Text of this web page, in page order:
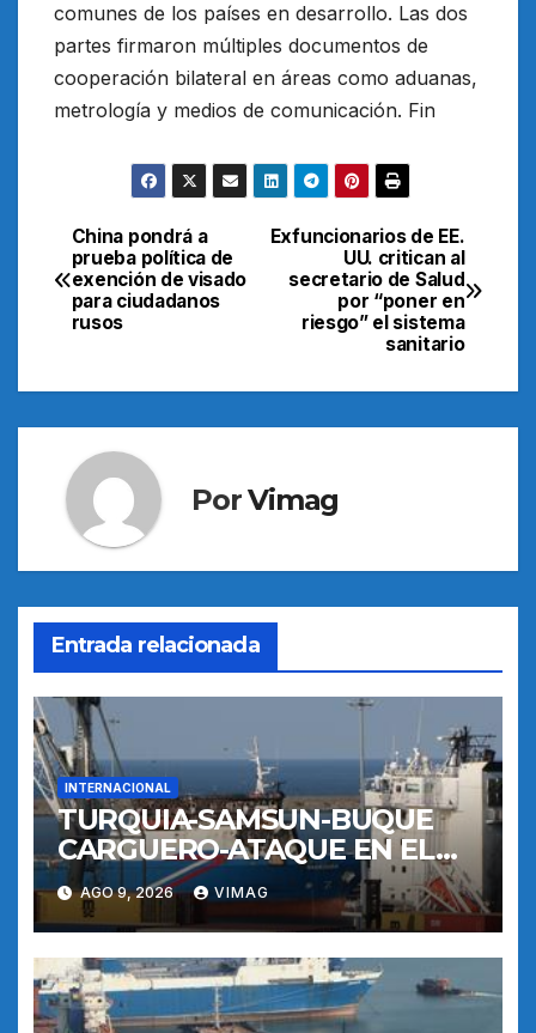
comunes de los países en desarrollo. Las dos
partes firmaron múltiples documentos de
cooperación bilateral en áreas como aduanas,
metrología y medios de comunicación. Fin
Navegación
de
Exfuncionarios de EE.
UU. critican al
secretario de Salud
por “poner en
riesgo” el sistema
sanitario
China pondrá a
prueba política de
exención de visado
para ciudadanos
rusos
PorVimag
Entrada relacionada
INTERNACIONAL
TURQUIA-SAMSUN-BUQUE
CARGUERO-ATAQUE EN EL
MAR NEGRO-PUERTO
AGO 9, 2026 VIMAG